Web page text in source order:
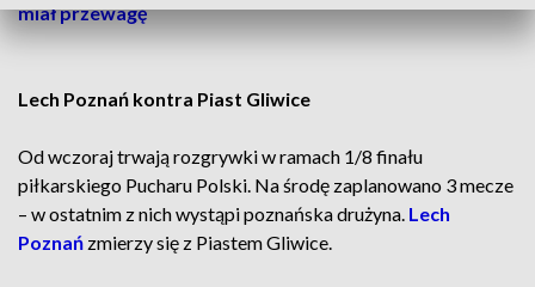
miał przewagę
Lech Poznań kontra Piast Gliwice
Od wczoraj trwają rozgrywki w ramach 1/8 finału
piłkarskiego Pucharu Polski. Na środę zaplanowano 3 mecze
– w ostatnim z nich wystąpi poznańska drużyna. Lech
Poznań zmierzy się z Piastem Gliwice.